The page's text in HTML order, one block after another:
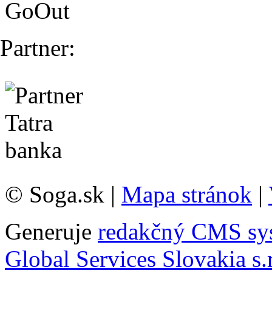
Partner:
© Soga.sk | Mapa stránok |
Generuje redakčný CMS
Global Services Slovakia